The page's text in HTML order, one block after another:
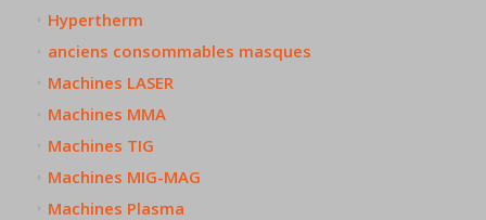
Hypertherm
anciens consommables masques
Machines LASER
Machines MMA
Machines TIG
Machines MIG-MAG
Machines Plasma